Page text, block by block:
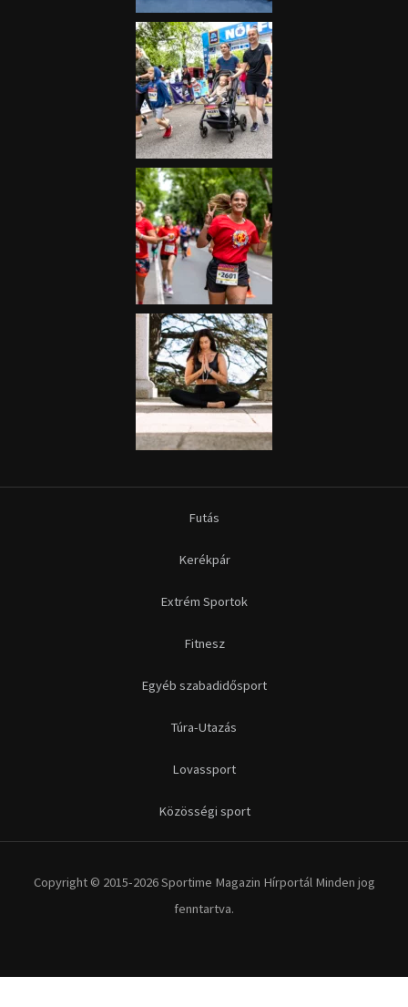
Futás
Kerékpár
Extrém Sportok
Fitnesz
Egyéb szabadidősport
Túra-Utazás
Lovassport
Közösségi sport
Copyright © 2015-2026 Sportime Magazin Hírportál Minden jog
fenntartva.